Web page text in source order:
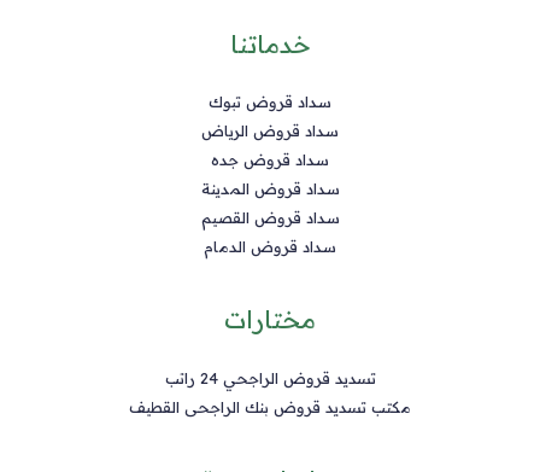
خدماتنا
سداد قروض تبوك
سداد قروض الرياض
سداد قروض جده
سداد قروض المدينة
سداد قروض القصيم
سداد قروض الدمام
مختارات
تسديد قروض الراجحي 24 راتب
مكتب تسديد قروض بنك الراجحى القطيف